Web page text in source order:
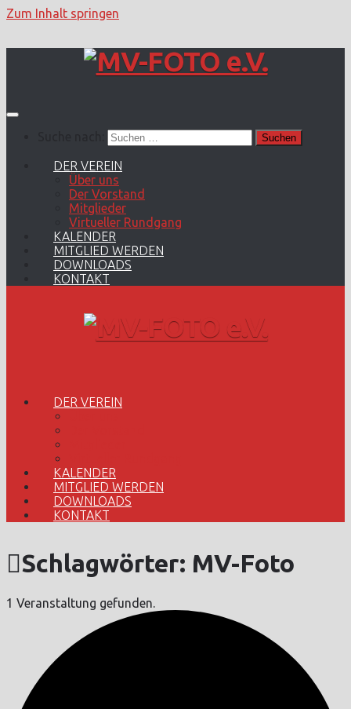
Zum Inhalt springen
DER VEREIN
Über uns
Der Vorstand
Mitglieder
Virtueller Rundgang
KALENDER
MITGLIED WERDEN
DOWNLOADS
KONTAKT
DER VEREIN
KALENDER
MITGLIED WERDEN
DOWNLOADS
KONTAKT
Schlagwörter: MV-Foto
1 Veranstaltung gefunden.